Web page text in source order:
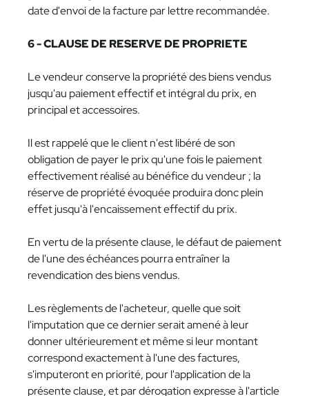
date d'envoi de la facture par lettre recommandée.
6 - CLAUSE DE RESERVE DE PROPRIETE
Le vendeur conserve la propriété des biens vendus
jusqu'au paiement effectif et intégral du prix, en
principal et accessoires.
Il est rappelé que le client n'est libéré de son
obligation de payer le prix qu'une fois le paiement
effectivement réalisé au bénéfice du vendeur ; la
réserve de propriété évoquée produira donc plein
effet jusqu'à l'encaissement effectif du prix.
En vertu de la présente clause, le défaut de paiement
de l'une des échéances pourra entraîner la
revendication des biens vendus.
Les règlements de l'acheteur, quelle que soit
l'imputation que ce dernier serait amené à leur
donner ultérieurement et même si leur montant
correspond exactement à l'une des factures,
s'imputeront en priorité, pour l'application de la
présente clause, et par dérogation expresse à l'article